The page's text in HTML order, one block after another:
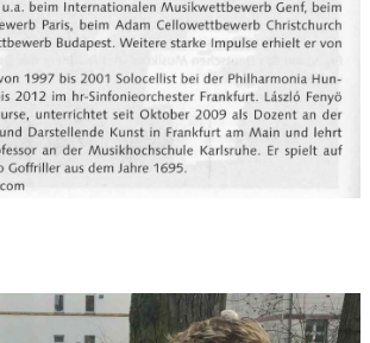
interpretiert. Man könnte sie musikalisch
sehr anziehende und rätselhafte Frau
Art Scheherazade. Ihren Ursprung hat
Mythologie als „Windgeist“,
Die einzige Erwähnung der
bei Jesaja 34,14: ‚Es werden Wildkatzen
ein ziegenbehaarter Dämon wird seine
dort wird auch die Lilith verweilen und
In dem patriarchalisch ausgerichteten
wird Lilith deshalb so wenig
immer auch als Symbol für weibliche
WER 5116-2 LC00846, 2016